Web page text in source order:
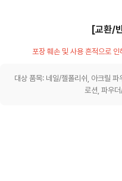
[교환/
포장 훼손 및 사용 흔적으로 인
대상 품목: 네일/젤폴리쉬, 아크릴 파
로션, 파우